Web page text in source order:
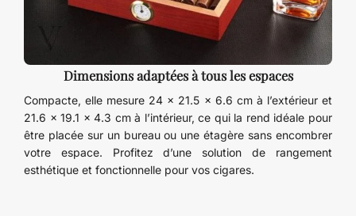
Dimensions adaptées à tous les espaces
Compacte, elle mesure 24 x 21.5 x 6.6 cm à l’extérieur et
21.6 x 19.1 x 4.3 cm à l’intérieur, ce qui la rend idéale pour
être placée sur un bureau ou une étagère sans encombrer
votre espace. Profitez d’une solution de rangement
esthétique et fonctionnelle pour vos cigares.